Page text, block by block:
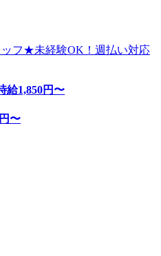
ッフ★未経験OK！週払い対応
給1,850円〜
円〜